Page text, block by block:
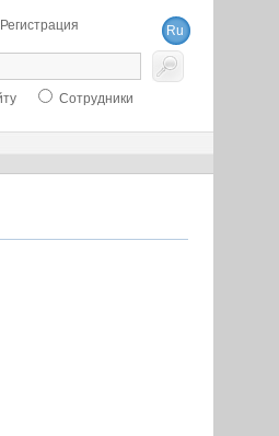
Регистрация
Ru
En
Сотрудники